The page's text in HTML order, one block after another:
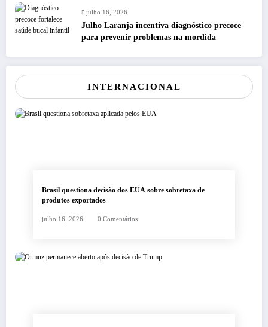
julho 16, 2026
Julho Laranja incentiva diagnóstico precoce
para prevenir problemas na mordida
INTERNACIONAL
Brasil questiona decisão dos EUA sobre sobretaxa de
produtos exportados
julho 16, 2026 0 Comentários